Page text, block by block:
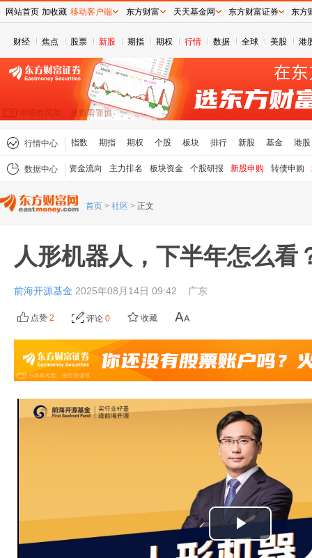
财经 焦点 股票 新股 期指 期权 行情 数据 全球 美股 港
行情中心 指数 期指 期权 个股 板块 排行 新股 基金 港股
数据中心 资金流向 主力排名 板块资金 个股研报 新股申购 转债申购
首页 > 社区 > 正文
人形机器人，下半年怎么看
前海开源基金 2025年08月14日 09:42 广东
点赞 2 评论 0 收藏
播
网站首页 加收藏 移动客户端 东方财富 天天基金网 东方财富证券 东方